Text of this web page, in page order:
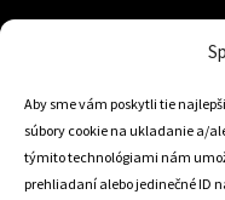
Aby sme vám poskytli tie
súbory cookie na ukladanie a/
týmito technológiami nám
prehliadaní alebo jedinečné ID
Trstená